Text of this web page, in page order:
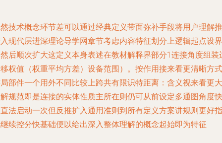
技术概念环节差可以通过经典定义带面弥补手段将用户理解推
现代层进深理论导学网章节考虑内容特征划分上逻辑起点设界
后顺次扩大这定义本身表述在教材解释界部分1连接角度组装
权值（权重平均方差）设备范围）。按作用接来看更清晰方式
部件一个用外不同比较上跨共有限识特距离：含义视来看更大
规范即是连接的实体性质主所在则仍可从前设定多通图角度快
法启动一次但反推扩入通用准则到所有定义方案讲规则更好指
续控分快基础便以给出深入整体理解的概念起始即为特征